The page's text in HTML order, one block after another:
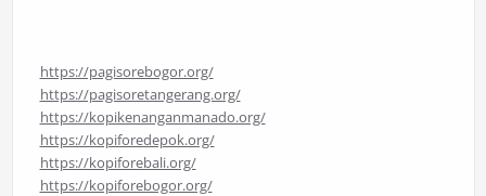
https://pagisorebogor.org/
https://pagisoretangerang.org/
https://kopikenanganmanado.org/
https://kopiforedepok.org/
https://kopiforebali.org/
https://kopiforebogor.org/